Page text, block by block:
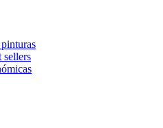
sellers